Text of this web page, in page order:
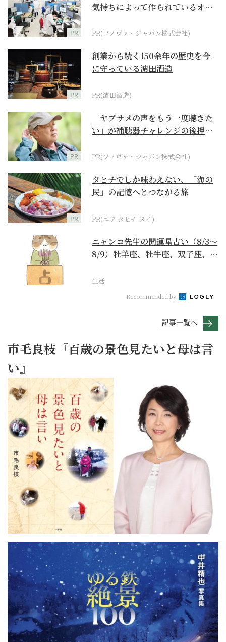
PR
気持ちによって作られているオー
PR(ソノヴァ・ジャパン株式会社)
PR
創業から続く150余年の歴史を今
に守っている濵田酒造
PR(濵田酒造)
PR
「ヤブサメの声をもう一度聴きた
い」が補聴器チャレンジの後押し
PR(ソノヴァ・ジャパン株式会社)
PR
タヒチでしか味わえない、「海の
民」の記憶へとつながる旅
PR(エア タヒチ ヌイ)
ニャンコ先生の開運星占い（8/3～
8/9）牡羊座、牡牛座、双子座、蟹
生活
Recommended by
記事一覧へ
市毛良枝『百歳の景色見たいと母は言
い』